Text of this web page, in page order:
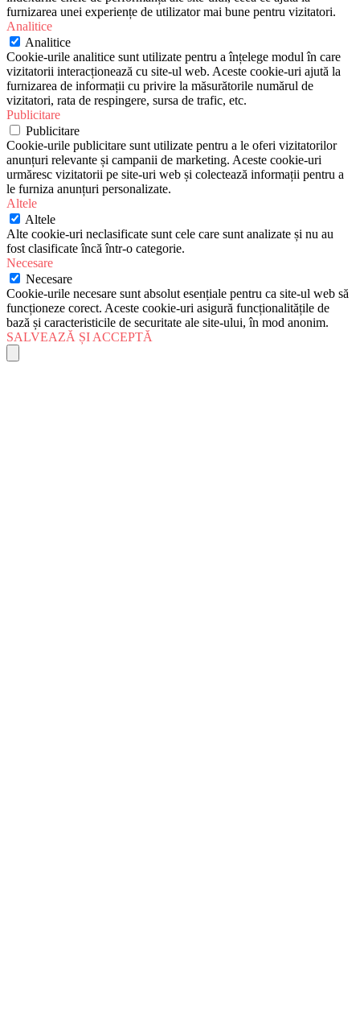
furnizarea unei experiențe de utilizator mai bune pentru vizitatori.
Analitice
Analitice
Cookie-urile analitice sunt utilizate pentru a înțelege modul în care
vizitatorii interacționează cu site-ul web. Aceste cookie-uri ajută la
furnizarea de informații cu privire la măsurătorile numărul de
vizitatori, rata de respingere, sursa de trafic, etc.
Publicitare
Publicitare
Cookie-urile publicitare sunt utilizate pentru a le oferi vizitatorilor
anunțuri relevante și campanii de marketing. Aceste cookie-uri
urmăresc vizitatorii pe site-uri web și colectează informații pentru a
le furniza anunțuri personalizate.
Altele
Altele
Alte cookie-uri neclasificate sunt cele care sunt analizate și nu au
fost clasificate încă într-o categorie.
Necesare
Necesare
Cookie-urile necesare sunt absolut esențiale pentru ca site-ul web să
funcționeze corect. Aceste cookie-uri asigură funcționalitățile de
bază și caracteristicile de securitate ale site-ului, în mod anonim.
SALVEAZĂ ȘI ACCEPTĂ